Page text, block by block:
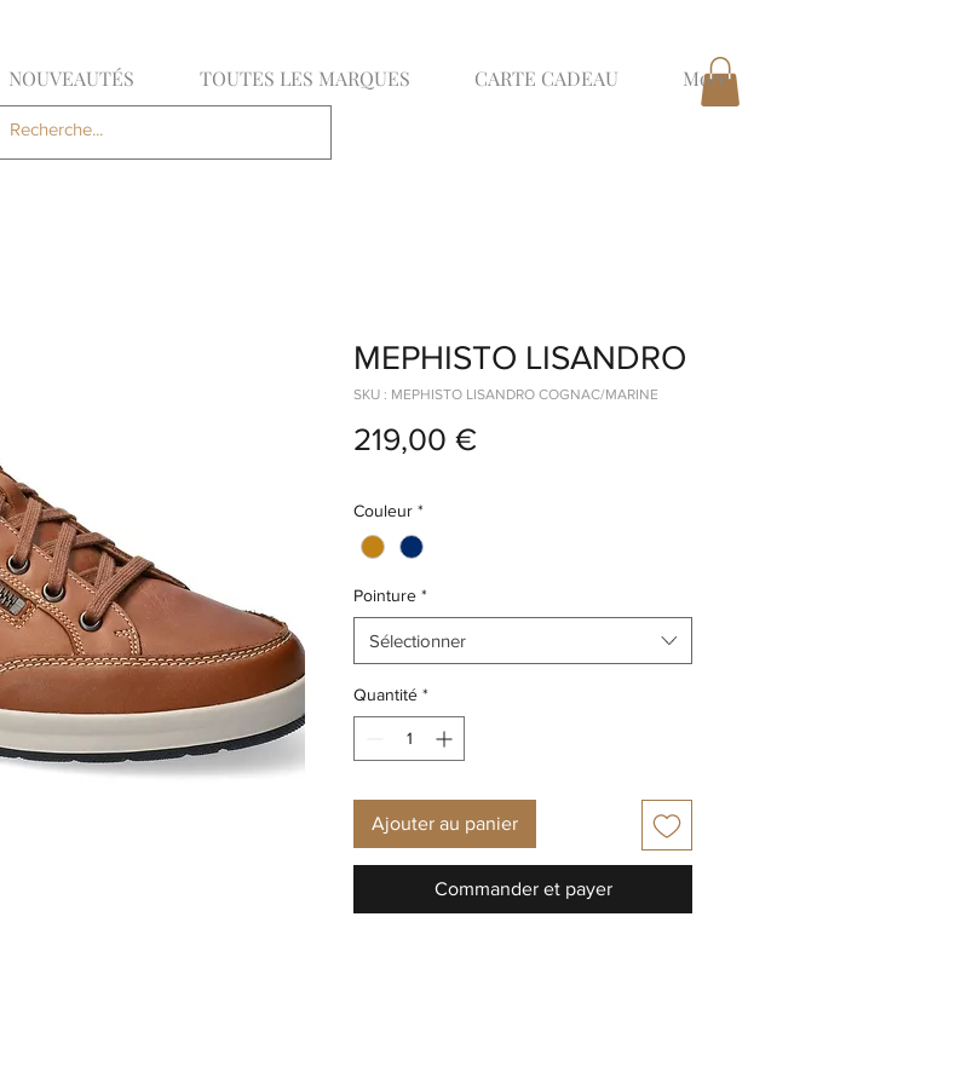
NOUVEAUTÉS TOUTES LES MARQUES CARTE CADEAU More
MEPHISTO LISANDRO
SKU : MEPHISTO LISANDRO COGNAC/MARINE
219,00 €Prix
Couleur *
Pointure *
Sélectionner
Quantité *
Ajouter au panier
Commander et payer